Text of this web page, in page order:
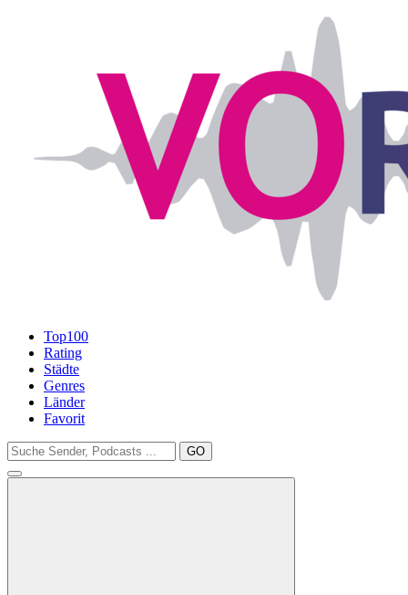
Top100
Rating
Städte
Genres
Länder
Favorit
GO